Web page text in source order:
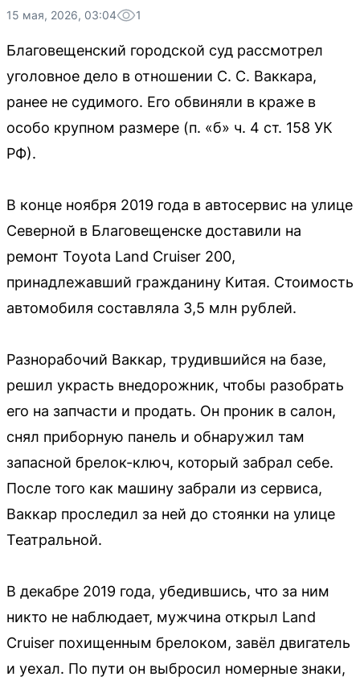
15 мая, 2026, 03:04 1
Благовещенский городской суд рассмотрел
уголовное дело в отношении С. С. Ваккара,
ранее не судимого. Его обвиняли в краже в
особо крупном размере (п. «б» ч. 4 ст. 158 УК
РФ).
В конце ноября 2019 года в автосервис на улице
Северной в Благовещенске доставили на
ремонт Toyota Land Cruiser 200,
принадлежавший гражданину Китая. Стоимость
автомобиля составляла 3,5 млн рублей.
Разнорабочий Ваккар, трудившийся на базе,
решил украсть внедорожник, чтобы разобрать
его на запчасти и продать. Он проник в салон,
снял приборную панель и обнаружил там
запасной брелок-ключ, который забрал себе.
После того как машину забрали из сервиса,
Ваккар проследил за ней до стоянки на улице
Театральной.
В декабре 2019 года, убедившись, что за ним
никто не наблюдает, мужчина открыл Land
Cruiser похищенным брелоком, завёл двигатель
и уехал. По пути он выбросил номерные знаки,